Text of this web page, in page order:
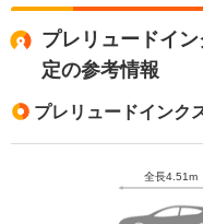
プレリュードイ
定の参考情報
プレリュードインク
全長4.51m